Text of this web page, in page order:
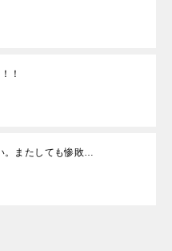
！
。またしても惨敗…